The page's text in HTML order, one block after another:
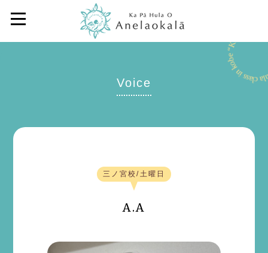
Voice
三ノ宮校/土曜日
A.A